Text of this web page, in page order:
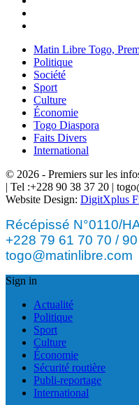
Matin Libre Togo,
Politique
Société
Sport
Culture
Économie
Togo Diaspora
Faits Divers
International
© 2026 - Premiers sur les
| Tel :+228 90 38 37 20 |
Website Design: DigitXplus
Récépissé N°0110/
+228 79 61 70 70 /
togo@matinlibre.com
Sign in
Actualité
Politique
Sport
Culture
Économie
Sécurité routière
Publi-reportage
International